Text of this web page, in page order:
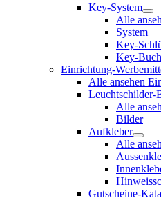
Key-System
Alle
System
Key-
Key-
Einrichtung-
Alle ansehen
Leuchtschilder-
Alle
Bilder
Aufkleber
Alle
Gutscheine-